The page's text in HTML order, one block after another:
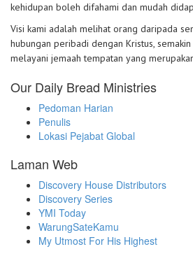
kehidupan boleh difahami dan mudah
Visi kami adalah melihat orang daripada
hubungan peribadi dengan Kristus,
melayani jemaah tempatan yang
Our Daily Bread Ministries
Pedoman Harian
Penulis
Lokasi Pejabat Global
Laman Web
Discovery House Distributors
Discovery Series
YMI Today
WarungSateKamu
My Utmost For His Highest